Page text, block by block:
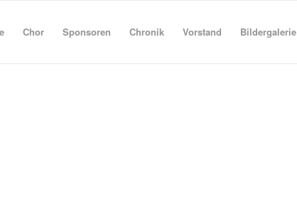
Chor Sponsoren Chronik Vorstand Bildergalerie